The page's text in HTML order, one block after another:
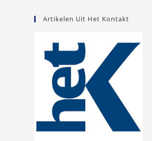
Artikelen Uit Het Kontakt